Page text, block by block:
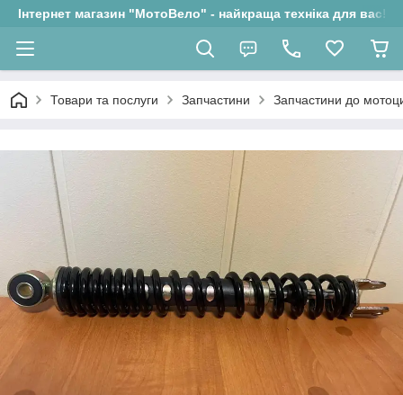
Інтернет магазин "МотоВело" - найкраща техніка для вас!
Товари та послуги Запчастини Запчастини до